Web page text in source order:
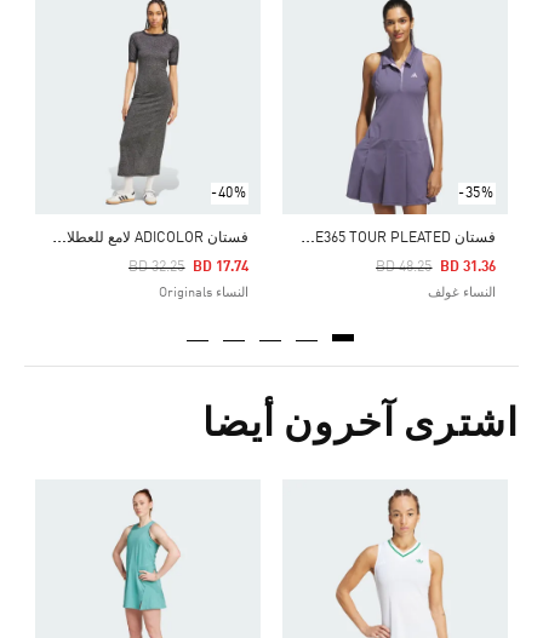
-35%
ف
ستان WOMENS ULTIMATE365 TOUR PLEATED
Price Reduced From
BD 48.25
To BD 31.36
النساء غولف
-40%
ف
ستان ADICOLOR لامع للعطلات بخطوط ثلاثية
Price Reduced From
BD 32.25
To BD 17.74
النساء Originals
اشترى آخرون أيضا
Price Reduced From